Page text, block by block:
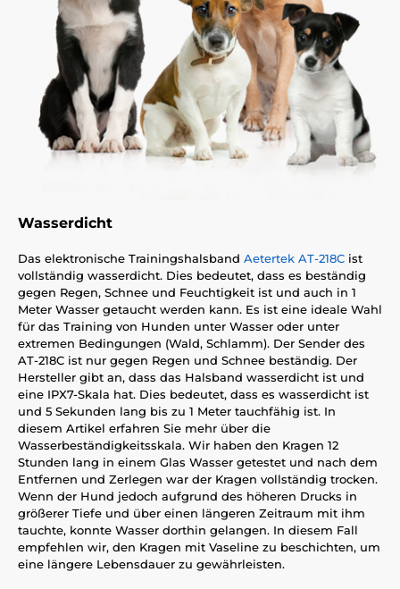
Wasserdicht
Das elektronische Trainingshalsband Aetertek AT-218C ist
vollständig wasserdicht. Dies bedeutet, dass es beständig
gegen Regen, Schnee und Feuchtigkeit ist und auch in 1
Meter Wasser getaucht werden kann. Es ist eine ideale Wahl
für das Training von Hunden unter Wasser oder unter
extremen Bedingungen (Wald, Schlamm). Der Sender des
AT-218C ist nur gegen Regen und Schnee beständig. Der
Hersteller gibt an, dass das Halsband wasserdicht ist und
eine IPX7-Skala hat. Dies bedeutet, dass es wasserdicht ist
und 5 Sekunden lang bis zu 1 Meter tauchfähig ist. In
diesem Artikel erfahren Sie mehr über die
Wasserbeständigkeitsskala. Wir haben den Kragen 12
Stunden lang in einem Glas Wasser getestet und nach dem
Entfernen und Zerlegen war der Kragen vollständig trocken.
Wenn der Hund jedoch aufgrund des höheren Drucks in
größerer Tiefe und über einen längeren Zeitraum mit ihm
tauchte, konnte Wasser dorthin gelangen. In diesem Fall
empfehlen wir, den Kragen mit Vaseline zu beschichten, um
eine längere Lebensdauer zu gewährleisten.